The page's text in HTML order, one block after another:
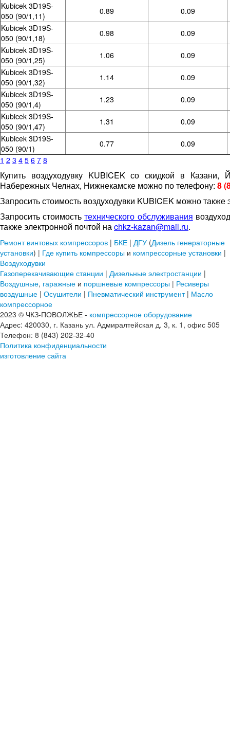
Kubicek 3D19S-
050 (90/1,11)
0.89
0.09
Kubicek 3D19S-
050 (90/1,18)
0.98
0.09
Kubicek 3D19S-
050 (90/1,25)
1.06
0.09
Kubicek 3D19S-
050 (90/1,32)
1.14
0.09
Kubicek 3D19S-
050 (90/1,4)
1.23
0.09
Kubicek 3D19S-
050 (90/1,47)
1.31
0.09
Kubicek 3D19S-
050 (90/1)
0.77
0.09
1 2 3 4 5 6 7 8
Купить воздуходувку KUBICEK со скидкой в Казани,
Набережных Челнах, Нижнекамске можно по телефону: 8
Запросить стоимость воздуходувки KUBICEK можно также
Запросить стоимостьтехнического обслуживания
также электронной почтой наchkz-kazan@mail.ru.
Ремонт винтовых компрессоров | БКЕ | ДГУ (Дизель генераторные
установки) | Где купить компрессоры и компрессорные установки |
Воздуходувки
Газоперекачивающие станции | Дизельные электростанции |
Воздушные, гаражные и поршневые компрессоры | Ресиверы
воздушные | Осушители | Пневматический инструмент| Масло
компрессорное
2023 © ЧКЗ-ПОВОЛЖЬЕ - компрессорное оборудование
Адрес: 420030, г. Казань ул. Адмиралтейская д. 3, к. 1, офис 505
Телефон: 8 (843) 202-32-40
Политика конфиденциальности
изготовление сайта